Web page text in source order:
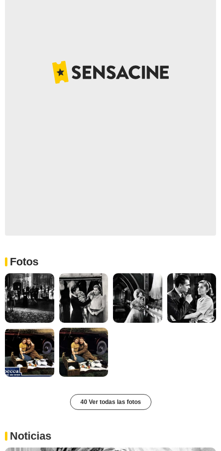
Fotos
40 Ver todas las fotos
Noticias